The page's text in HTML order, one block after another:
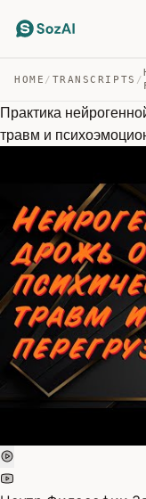
HOME / TRANSCRIPTS /
Практика
травм и